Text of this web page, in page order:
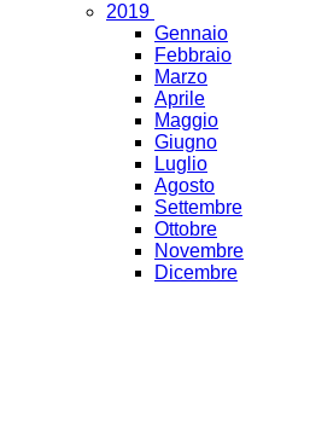
2019
Gennaio
Febbraio
Marzo
Aprile
Maggio
Giugno
Luglio
Agosto
Settembre
Ottobre
Novembre
Dicembre